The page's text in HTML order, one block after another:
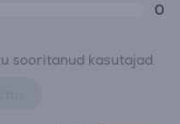
0
sooritanud kasutajad.